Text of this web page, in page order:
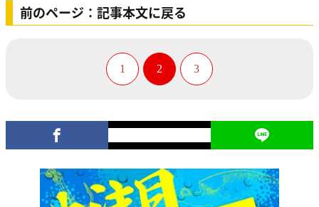
前のページ：記事本文に戻る
1 2 3